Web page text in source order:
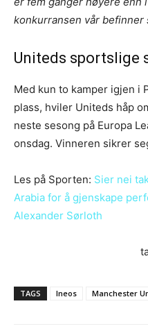
konkurransen vår befinner
Uniteds sportslige
Med kun to kamper igjen i
plass, hviler Uniteds håp
neste sesong på Europa
onsdag. Vinneren sikrer
Les på Sporten: Sier nei
Arabia for å gjenskape
Alexander Sørloth
TAGS Ineos Manchester